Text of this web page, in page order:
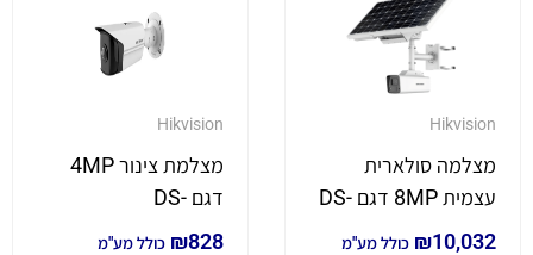
Hikvision
מצלמה סולארית
עצמית 8MP דגם DS-
2XS6A87G1-
₪10,032 כולל מע"מ
Hikvision
מצלמת צינור 4MP
דגם DS-
2CD2T45G0P-I
₪828 כולל מע"מ